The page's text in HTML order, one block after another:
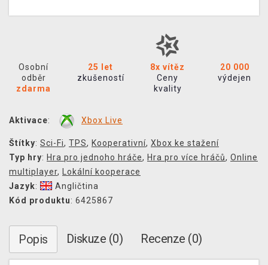
Osobní
odběr
zdarma
25 let
zkušeností
8x vítěz
Ceny
kvality
20 000
výdejen
Aktivace: Xbox Live
Štítky: Sci-Fi, TPS, Kooperativní, Xbox ke stažení
Typ hry: Hra pro jednoho hráče, Hra pro více hráčů, Online
multiplayer, Lokální kooperace
Jazyk:
Angličtina
Kód produktu: 6425867
Popis Diskuze (0) Recenze (0)